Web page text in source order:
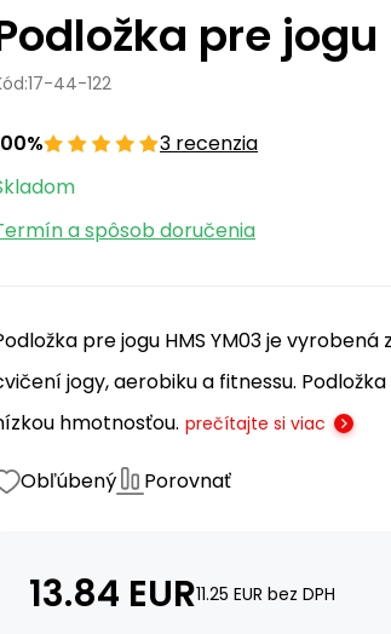
pre
17-44-122
3 recenzia
a spôsob doručenia
pre jogu HMS YM03 je
jogy, aerobiku a fitnessu.
hmotnosťou. prečítajte si viac
Obľúbený Porovnať
13.84 EUR11.25 EUR bez DPH